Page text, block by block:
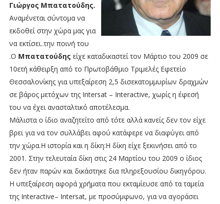
Γιώργος Μπατατούδης.
Αναμένεται σύντομα να
εκδοθεί στην χώρα μας για
να εκτίσει..την ποινή του
.Ο Μπατατούδηςείχε καταδικαστεί τον Μάρτιο του 2009 σε
10ετή κάθειρξη από το Πρωτοβάθμιο Τριμελές Εφετείο
Θεσσαλονίκης για υπεξαίρεση 2,5 δισεκατομμυρίων δραχμών
σε βάρος μετόχων της Intersat – Interactive, χωρίς η έφεσή
του να έχει ανασταλτικό αποτέλεσμα.
Μάλιστα ο ίδιο αναζητείτο από τότε αλλά κανείς δεν τον είχε
βρει για να τον συλλάβει αφού κατάφερε να διαφύγει από
την χώρα.Η ιστορία και η δίκη:Η δίκη είχε ξεκινήσει από το
2001. Στην τελευταία δίκη στις 24 Μαρτίου του 2009 ο ίδιος
δεν ήταν παρών και δικάστηκε δια πληρεξουσίου δικηγόρου.
Η υπεξαίρεση αφορά χρήματα που εκταμίευσε από τα ταμεία
της Interactive– Intersat, με προσύμφωνο, για να αγοράσει